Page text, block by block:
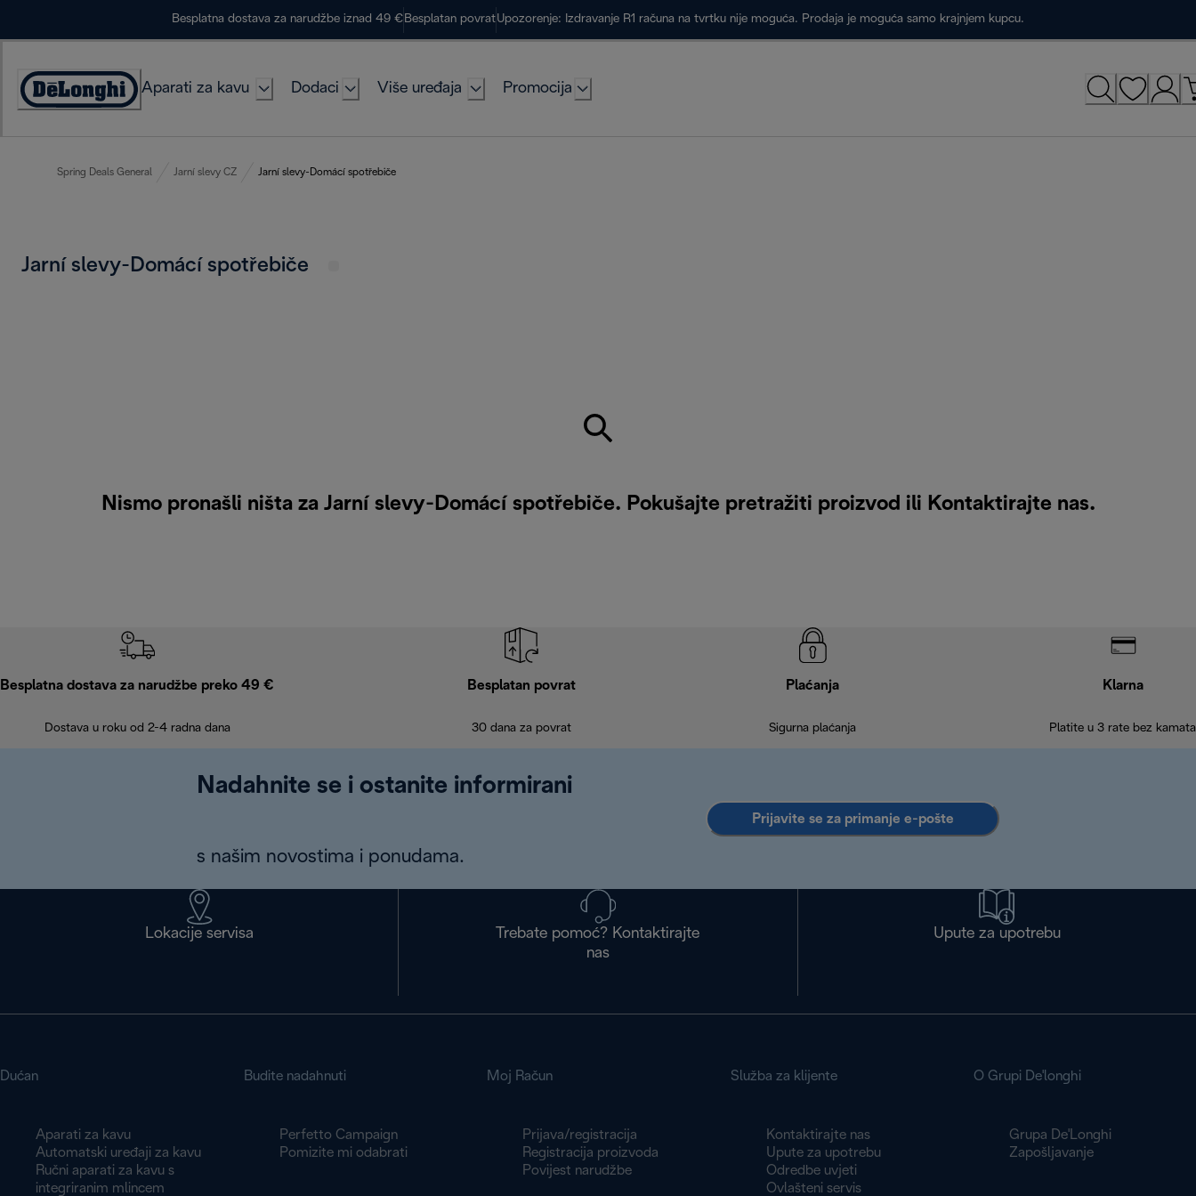
Besplatna dostava za narudžbe iznad 49 € Besplatan povratUpozorenje: Izdravanje R1 računa na tvrtku nije moguća. Prodaja je moguća samo krajnjem kupcu.
Accessibility
Aparati za kavu Dodaci Više uređaja Promocija
Spring Deals General Jarní slevy CZ Jarní slevy-Domácí spotřebiče
Jarní slevy-Domácí spotřebiče
Nismo pronašli ništa za Jarní slevy-Domácí spotřebiče. Pokušajte pretražiti proizvod ili Kontaktirajte nas.
Besplatna dostava za narudžbe preko 49 €
Dostava u roku od 2-4 radna dana
Besplatan povrat
30 dana za povrat
Plaćanja
Sigurna plaćanja
Klarna
Platite u 3 rate bez kamata
Nadahnite se i ostanite informirani
s našim novostima i ponudama.
Prijavite se za primanje e-pošte
Lokacije servisa
Trebate pomoć? Kontaktirajte
nas
Upute za upotrebu
Dućan
Aparati za kavu
Automatski uređaji za kavu
Ručni aparati za kavu s
integriranim mlincem
Budite nadahnuti
Perfetto Campaign
Pomizite mi odabrati
Moj Račun
Prijava/registracija
Registracija proizvoda
Povijest narudžbe
Služba za klijente
Kontaktirajte nas
Upute za upotrebu
Odredbe uvjeti
Ovlašteni servis
O Grupi De'longhi
Grupa De'Longhi
Zapošljavanje